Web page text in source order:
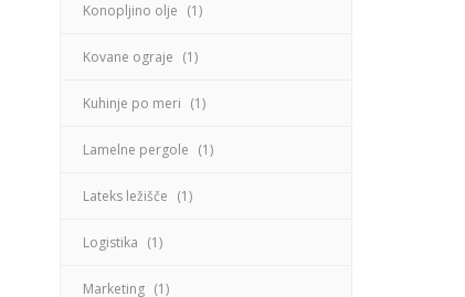
Konopljino olje (1)
Kovane ograje (1)
Kuhinje po meri (1)
Lamelne pergole (1)
Lateks ležišče (1)
Logistika (1)
Marketing (1)